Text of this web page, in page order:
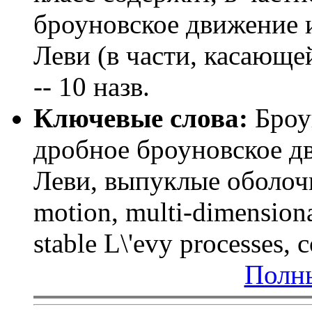
броуновское движение
Леви (в части,
-- 10 назв.
Ключевые слова:
дробное броуновское
Леви, выпуклые
motion, multi-
stable L\'evy